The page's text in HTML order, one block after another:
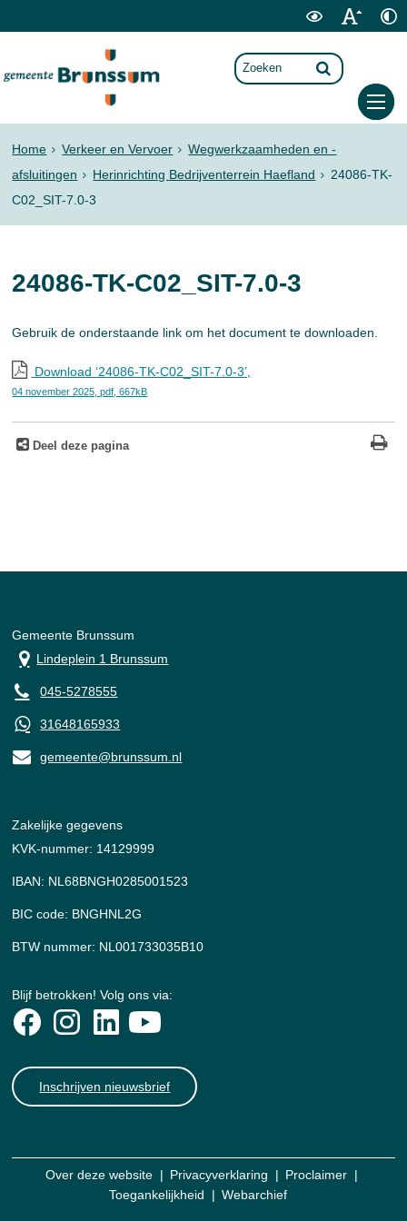
Home Verkeer en Vervoer
Wegwerkzaamheden en -
afsluitingen
Herinrichting Bedrijventerrein Haefland
24086-TK-
C02_SIT-7.0-3
24086-TK-C02_SIT-7.0-3
Gebruik de onderstaande link om het document te downloaden.
Download ‘24086-TK-C02_SIT-7.0-3’,
04 november 2025,pdf , 667kB
Deel deze pagina
Gemeente Brunssum
Lindeplein 1 Brunssum
045-5278555
31648165933
gemeente@brunssum.nl
Zakelijke gegevens
KVK-nummer: 14129999
IBAN: NL68BNGH0285001523
BIC code: BNGHNL2G
BTW nummer: NL001733035B10
Blijf betrokken! Volg ons via:
Inschrijven nieuwsbrief
Over deze website Privacyverklaring
Proclaimer
Toegankelijkheid
Webarchief